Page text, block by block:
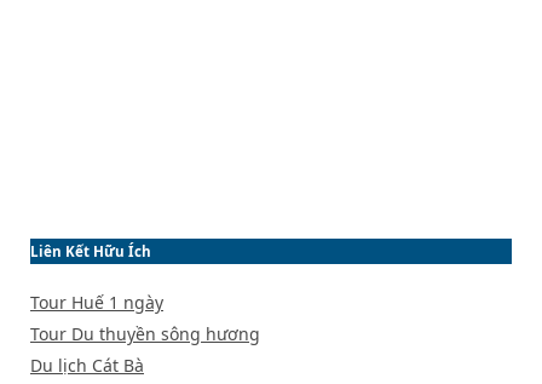
Liên Kết Hữu Ích
Tour Huế 1 ngày
Tour Du thuyền sông hương
Du lịch Cát Bà